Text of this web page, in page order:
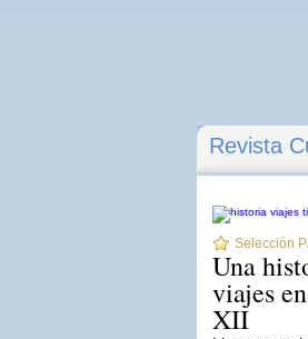
Revista
Selección
Una
viajes
XII